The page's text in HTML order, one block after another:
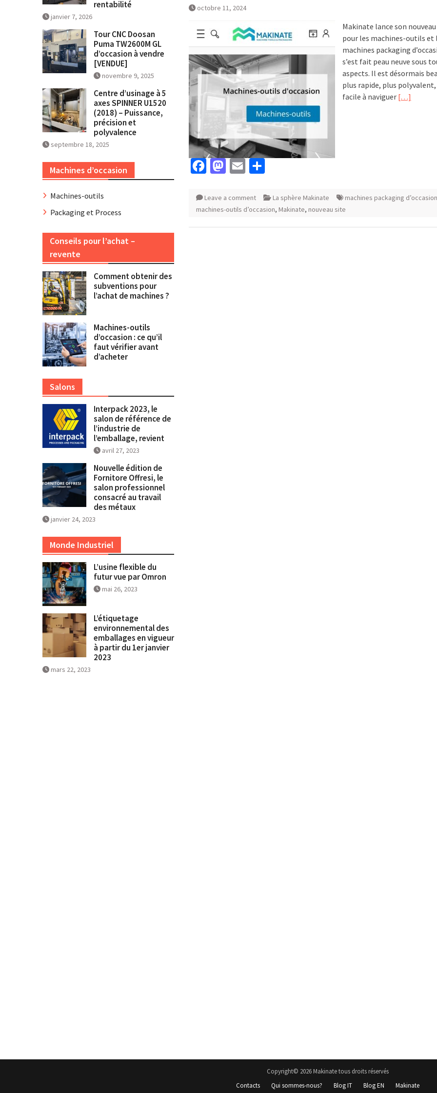
octobre 11, 2024
Makinate lance son
pour les machines-outils et
machines packaging
s’est fait peau neuve sous
aspects. Il est désormais
plus rapide, plus
facile à naviguer […]
Facebook
Mastodon
Email
Leave a comment La sphère Makinate machines packaging d’occasion
machines-outils d’occasion, Makinate, nouveau site
rentabilité
janvier 7, 2026
Tour CNC Doosan
Puma TW2600M GL
d’occasion à vendre
[VENDUE]
novembre 9, 2025
Centre d’usinage à 5
axes SPINNER U1520
(2018) – Puissance,
précision et
polyvalence
septembre 18, 2025
Machines d’occasion
Machines-outils
Packaging et Process
Conseils pour l’achat –
revente
Comment obtenir des
subventions pour
l’achat de machines ?
Machines-outils
d’occasion : ce qu’il
faut vérifier avant
d’acheter
Salons
Interpack 2023, le
salon de référence de
l’industrie de
l’emballage, revient
avril 27, 2023
Nouvelle édition de
Fornitore Offresi, le
salon professionnel
consacré au travail
des métaux
janvier 24, 2023
Monde Industriel
L’usine flexible du
futur vue par Omron
mai 26, 2023
L’étiquetage
environnemental des
emballages en vigueur
à partir du 1er janvier
2023
mars 22, 2023
Copyright© 2026 Makinate tous droits réservés
Contacts
Qui sommes-nous? Blog IT Blog EN
Makinate